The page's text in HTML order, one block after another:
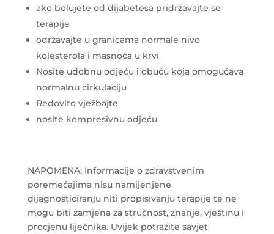
ako bolujete od dijabetesa pridržavajte se
terapije
održavajte u granicama normale nivo
kolesterola i masnoća u krvi
Nosite udobnu odjeću i obuću koja omogućava
normalnu cirkulaciju
Redovito vježbajte
nosite kompresivnu odjeću
NAPOMENA: Informacije o zdravstvenim
poremećajima nisu namijenjene
dijagnosticiranju niti propisivanju terapije te ne
mogu biti zamjena za stručnost, znanje, vještinu i
procjenu liječnika. Uvijek potražite savjet